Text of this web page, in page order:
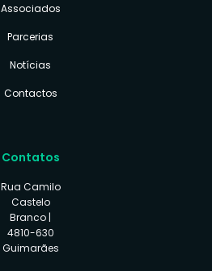
Associados
Parcerias
Notícias
Contactos
Contatos
Rua Camilo
Castelo
Branco |
4810-630
Guimarães